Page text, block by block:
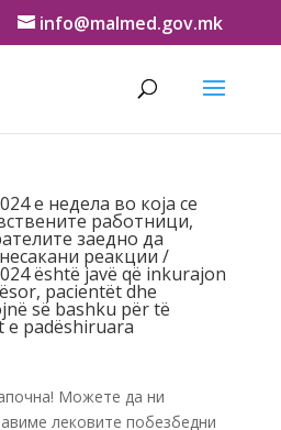
info@malmed.gov.mk
е недела во која се
работници,
заедно да
реакции /
është javë që inkurajon
pacientët dhe
së bashku për të
e padëshiruara
Можете да ни
лековите побезбедни